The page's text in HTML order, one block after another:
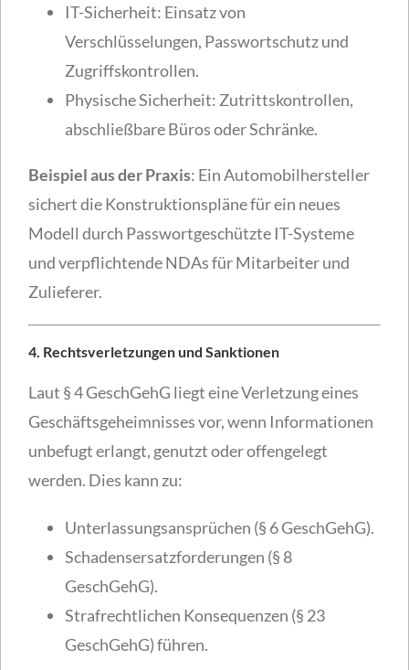
IT-Sicherheit: Einsatz von
Verschlüsselungen, Passwortschutz und
Zugriffskontrollen.
Physische Sicherheit: Zutrittskontrollen,
abschließbare Büros oder Schränke.
Beispiel aus der Praxis: Ein Automobilhersteller
sichert die Konstruktionspläne für ein neues
Modell durch Passwortgeschützte IT-Systeme
und verpflichtende NDAs für Mitarbeiter und
Zulieferer.
4. Rechtsverletzungen und Sanktionen
Laut § 4 GeschGehG liegt eine Verletzung eines
Geschäftsgeheimnisses vor, wenn Informationen
unbefugt erlangt, genutzt oder offengelegt
werden. Dies kann zu:
Unterlassungsansprüchen (§ 6 GeschGehG).
Schadensersatzforderungen (§ 8
GeschGehG).
Strafrechtlichen Konsequenzen (§ 23
GeschGehG) führen.